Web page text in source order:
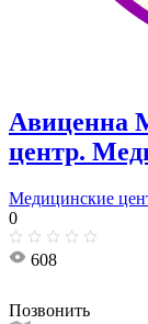
Авиценна
центр.
Медицинские
0
608
Позвонить